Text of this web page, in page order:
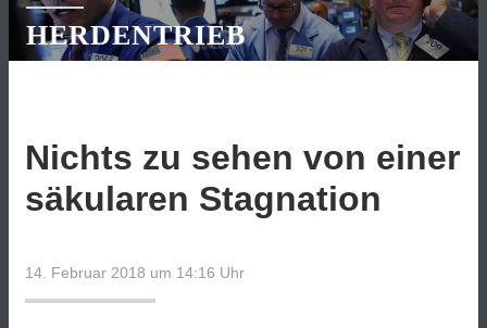
HERDENTRIEB
Nichts zu sehen von einer
säkularen Stagnation
14. Februar 2018 um 14:16 Uhr